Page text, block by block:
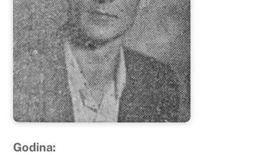
Godina: